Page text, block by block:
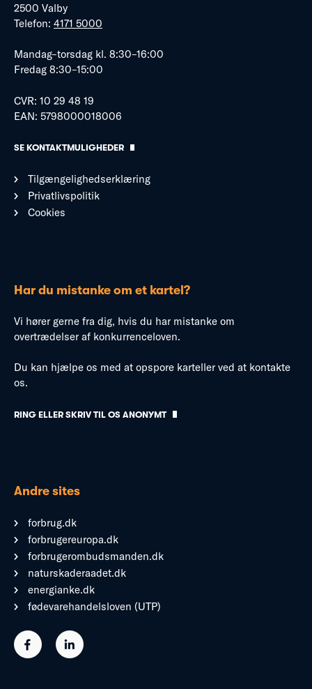
2500 Valby
Telefon: 4171 5000
Mandag–torsdag kl. 8:30–16:00
Fredag 8:30–15:00
CVR: 10 29 48 19
EAN: 5798000018006
SE KONTAKTMULIGHEDER
Tilgængelighedserklæring
Privatlivspolitik
Cookies
Har du mistanke om et kartel?
Vi hører gerne fra dig, hvis du har mistanke om
overtrædelser af konkurrenceloven.
Du kan hjælpe os med at opspore karteller ved at kontakte
os.
RING ELLER SKRIV TIL OS ANONYMT
Andre sites
forbrug.dk
forbrugereuropa.dk
forbrugerombudsmanden.dk
naturskaderaadet.dk
energianke.dk
fødevarehandelsloven (UTP)